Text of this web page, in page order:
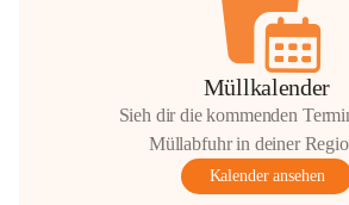
Müllkalender
Sieh dir die kommenden
Müllabfuhr in deiner
Kalender ansehen